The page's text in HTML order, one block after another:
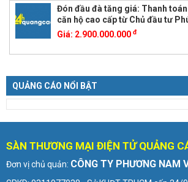
Đón đầu đà tăng giá: Thanh
căn hộ cao cấp từ Chủ đầu tư
Giá: 2.900.000.000 đ
QUẢNG CÁO NỔI BẬT
SÀN THƯƠNG MẠI ĐIỆN TỬ QUẢNG
Đơn vị chủ quản: CÔNG TY PHƯƠNG NAM